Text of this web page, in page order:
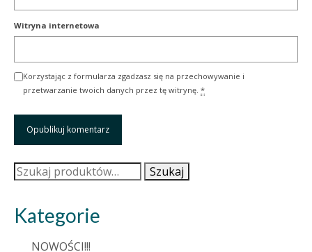
Witryna internetowa
Korzystając z formularza zgadzasz się na przechowywanie i
przetwarzanie twoich danych przez tę witrynę. *
Szukaj: Szukaj
Kategorie
NOWOŚCI!!!